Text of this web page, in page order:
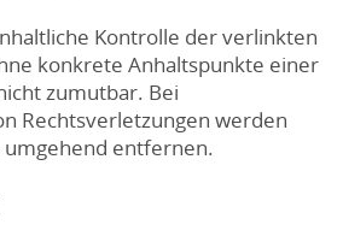
Kontrolle der verlinkten
konkrete Anhaltspunkte einer
zumutbar. Bei
Rechtsverletzungen werden
entfernen.